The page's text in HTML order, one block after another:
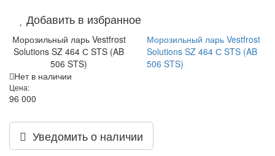
Добавить в избранное
Морозильный ларь Vestfrost
Solutions SZ 464 С STS (AB
506 STS)
Морозильный ларь Vestfrost
Solutions SZ 464 С STS (AB
506 STS)
Нет в наличии
Цена:
96 000
Уведомить о наличии